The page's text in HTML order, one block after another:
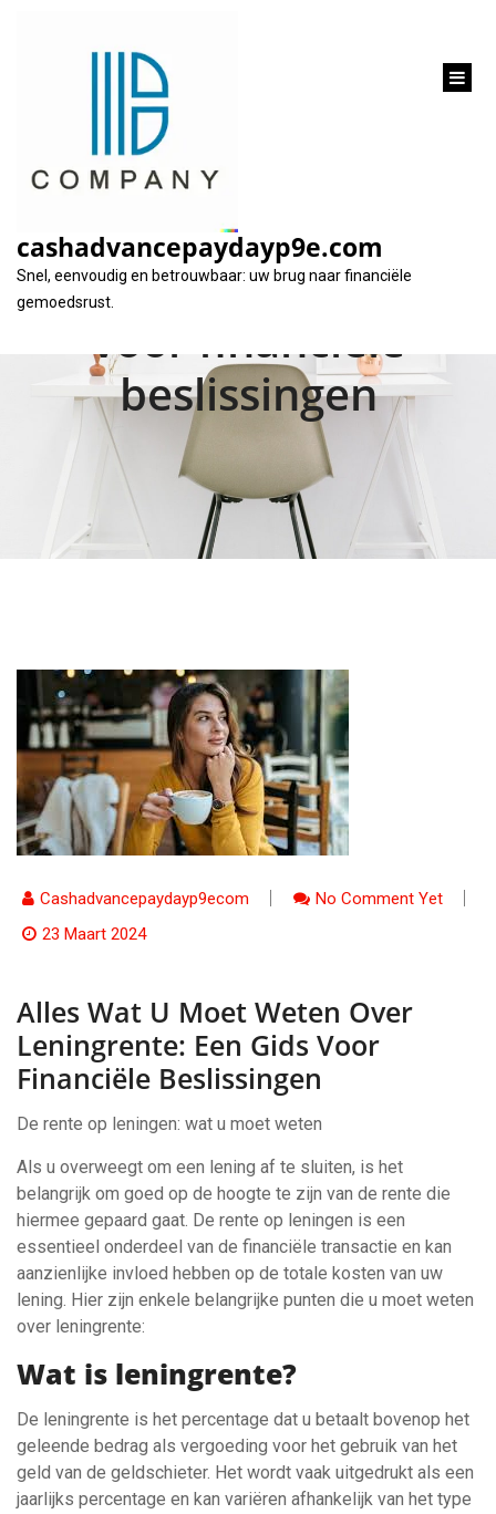
cashadvancepaydayp9e.com
Snel, eenvoudig en betrouwbaar: uw brug naar financiële
gemoedsrust.
Alles wat u moet
weten over
leningrente: een gids
voor financiële
beslissingen
Cashadvancepaydayp9ecom
No Comment Yet
23 Maart 2024
Alles Wat U Moet Weten Over
Leningrente: Een Gids Voor
Financiële Beslissingen
De rente op leningen: wat u moet weten
Als u overweegt om een lening af te sluiten, is het
belangrijk om goed op de hoogte te zijn van de rente die
hiermee gepaard gaat. De rente op leningen is een
essentieel onderdeel van de financiële transactie en kan
aanzienlijke invloed hebben op de totale kosten van uw
lening. Hier zijn enkele belangrijke punten die u moet weten
over leningrente:
Wat is leningrente?
De leningrente is het percentage dat u betaalt bovenop het
geleende bedrag als vergoeding voor het gebruik van het
geld van de geldschieter. Het wordt vaak uitgedrukt als een
jaarlijks percentage en kan variëren afhankelijk van het type